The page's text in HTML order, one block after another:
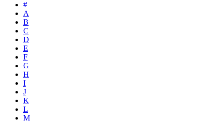
#
A
B
C
D
E
F
G
H
I
J
K
L
M